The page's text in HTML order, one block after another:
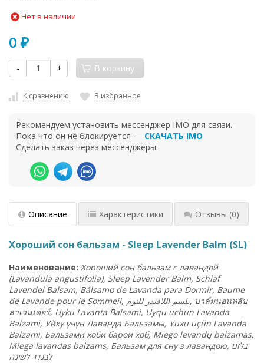
Нет в наличии
0 ₽
- + В корзину
К сравнению В избранное
Рекомендуем установить мессенджер IMO для связи.
Пока что он не блокируется — СКАЧАТЬ IMO
Сделать заказ через мессенджеры:
Описание Характеристики Отзывы (0)
Хороший сон бальзам - Sleep Lavender Balm (SL)
Наименование: Хороший сон бальзам с лавандой
(Lavandula angustifolia), Sleep Lavender Balm, Schlaf
Lavendel Balsam, Bálsamo de Lavanda para Dormir, Baume
de Lavande pour le Sommeil,
بلسم اللافندر للنوم
, บาล์มนอนหลับ
ลาเวนเดอร์, Uyku Lavanta Balsami, Uyqu uchun Lavanda
Balzami, Уйку үчүн Лаванда Бальзамы, Yuxu üçün Lavanda
Balzamı, Бальзами хоби барои хоб, Miego levandų balzamas,
Miega lavandas balzams, Бальзам для сну з лавандою, בלזם
לבנדר לשינה